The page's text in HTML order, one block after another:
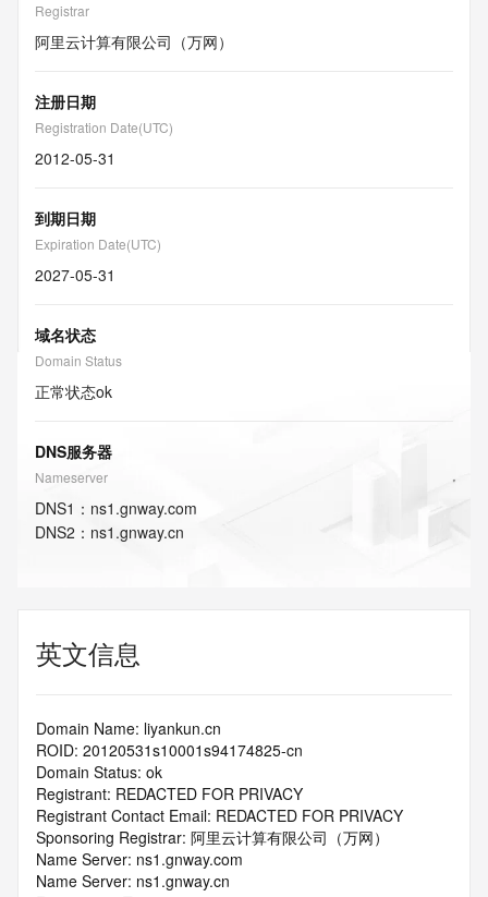
Registrar
阿里云计算有限公司（万网）
注册日期
Registration Date(UTC)
2012-05-31
到期日期
Expiration Date(UTC)
2027-05-31
域名状态
Domain Status
正常状态ok
DNS服务器
Nameserver
DNS1 ： ns1.gnway.com
DNS2 ： ns1.gnway.cn
英文信息
Domain Name: liyankun.cn
ROID: 20120531s10001s94174825-cn
Domain Status: ok
Registrant: REDACTED FOR PRIVACY
Registrant Contact Email: REDACTED FOR PRIVACY
Sponsoring Registrar: 阿里云计算有限公司（万网）
Name Server: ns1.gnway.com
Name Server: ns1.gnway.cn